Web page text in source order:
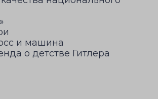
и машина
о детстве Гитлера